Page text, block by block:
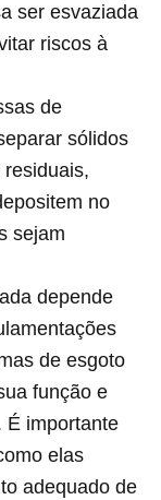
ser esvaziada
riscos à
de
sólidos
no
sejam
depende
de esgoto
função e
É importante
elas
adequado de